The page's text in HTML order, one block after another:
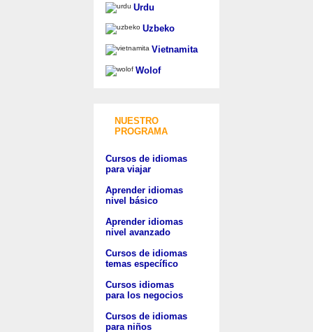
Urdu
Uzbeko
Vietnamita
Wolof
NUESTRO
PROGRAMA
Cursos de idiomas
para viajar
Aprender idiomas
nivel básico
Aprender idiomas
nivel avanzado
Cursos de idiomas
temas específico
Cursos idiomas
para los negocios
Cursos de idiomas
para niños